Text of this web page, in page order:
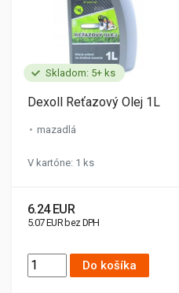
Skladom: 5+ ks
Dexoll Reťazový Olej 1L
mazadlá
V kartóne: 1 ks
6.24 EUR
5.07 EUR bez DPH
Do košíka